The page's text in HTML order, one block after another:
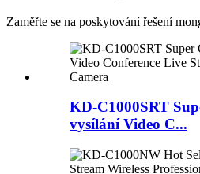
Zaměřte se na poskytování řešení
KD-C1000SRT
vysílání Video C...